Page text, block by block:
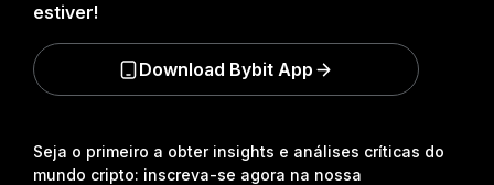
Seja o primeiro a obter insights e análises críticas do
mundo cripto: inscreva-se agora na nossa
estiver!
Download Bybit App